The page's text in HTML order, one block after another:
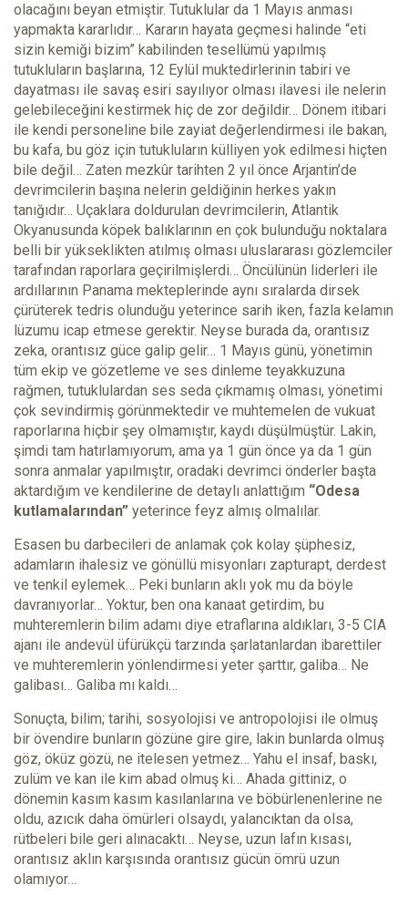
olacağını beyan etmiştir. Tutuklular da 1 Mayıs anması
yapmakta kararlıdır… Kararın hayata geçmesi halinde “eti
sizin kemiği bizim” kabilinden tesellümü yapılmış
tutukluların başlarına, 12 Eylül muktedirlerinin tabiri ve
dayatması ile savaş esiri sayılıyor olması ilavesi ile nelerin
gelebileceğini kestirmek hiç de zor değildir… Dönem itibari
ile kendi personeline bile zayiat değerlendirmesi ile bakan,
bu kafa, bu göz için tutukluların külliyen yok edilmesi hiçten
bile değil… Zaten mezkûr tarihten 2 yıl önce Arjantin’de
devrimcilerin başına nelerin geldiğinin herkes yakın
tanığıdır… Uçaklara doldurulan devrimcilerin, Atlantik
Okyanusunda köpek balıklarının en çok bulunduğu noktalara
belli bir yükseklikten atılmış olması uluslararası gözlemciler
tarafından raporlara geçirilmişlerdi… Öncülünün liderleri ile
ardıllarının Panama mekteplerinde aynı sıralarda dirsek
çürüterek tedris olunduğu yeterince sarih iken, fazla kelamın
lüzumu icap etmese gerektir. Neyse burada da, orantısız
zeka, orantısız güce galip gelir… 1 Mayıs günü, yönetimin
tüm ekip ve gözetleme ve ses dinleme teyakkuzuna
rağmen, tutuklulardan ses seda çıkmamış olması, yönetimi
çok sevindirmiş görünmektedir ve muhtemelen de vukuat
raporlarına hiçbir şey olmamıştır, kaydı düşülmüştür. Lakin,
şimdi tam hatırlamıyorum, ama ya 1 gün önce ya da 1 gün
sonra anmalar yapılmıştır, oradaki devrimci önderler başta
aktardığım ve kendilerine de detaylı anlattığım “Odesa
kutlamalarından” yeterince feyz almış olmalılar.
Esasen bu darbecileri de anlamak çok kolay şüphesiz,
adamların ihalesiz ve gönüllü misyonları zapturapt, derdest
ve tenkil eylemek… Peki bunların aklı yok mu da böyle
davranıyorlar… Yoktur, ben ona kanaat getirdim, bu
muhteremlerin bilim adamı diye etraflarına aldıkları, 3-5 CIA
ajanı ile andevül üfürükçü tarzında şarlatanlardan ibarettiler
ve muhteremlerin yönlendirmesi yeter şarttır, galiba… Ne
galibası… Galiba mı kaldı…
Sonuçta, bilim; tarihi, sosyolojisi ve antropolojisi ile olmuş
bir övendire bunların gözüne gire gire, lakin bunlarda olmuş
göz, öküz gözü, ne itelesen yetmez… Yahu el insaf, baskı,
zulüm ve kan ile kim abad olmuş ki… Ahada gittiniz, o
dönemin kasım kasım kasılanlarına ve böbürlenenlerine ne
oldu, azıcık daha ömürleri olsaydı, yalancıktan da olsa,
rütbeleri bile geri alınacaktı… Neyse, uzun lafın kısası,
orantısız aklın karşısında orantısız gücün ömrü uzun
olamıyor…